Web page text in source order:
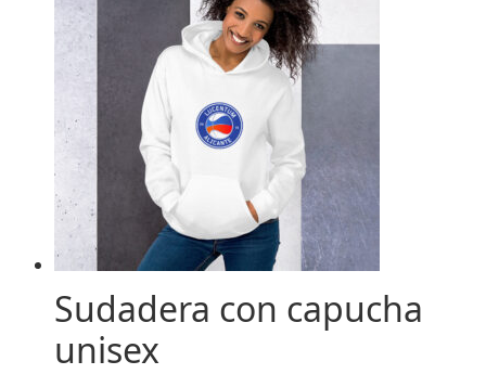
Sudadera con capucha
unisex